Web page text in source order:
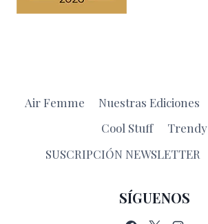
Air Femme Nuestras Ediciones
Cool Stuff
Trendy
SUSCRIPCIÓN NEWSLETTER
SÍGUENOS